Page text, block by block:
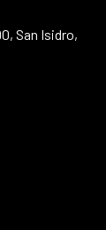
San Isidro,